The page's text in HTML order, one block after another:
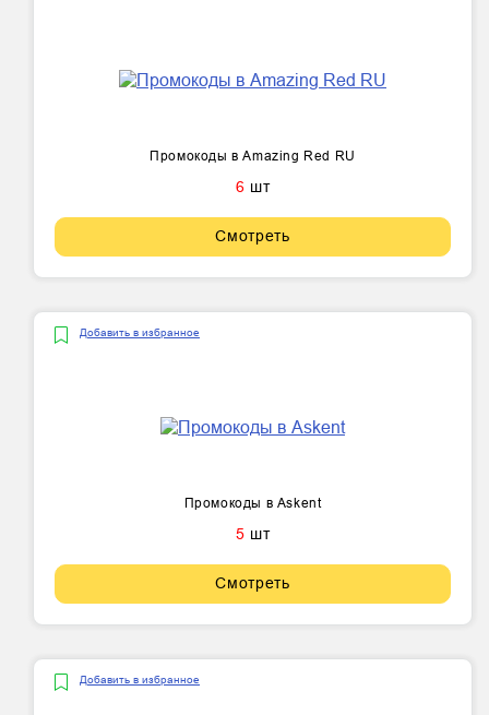
Промокоды в Amazing Red RU
6 шт
Смотреть
Добавить в избранное
Промокоды в Askent
5 шт
Смотреть
Добавить в избранное